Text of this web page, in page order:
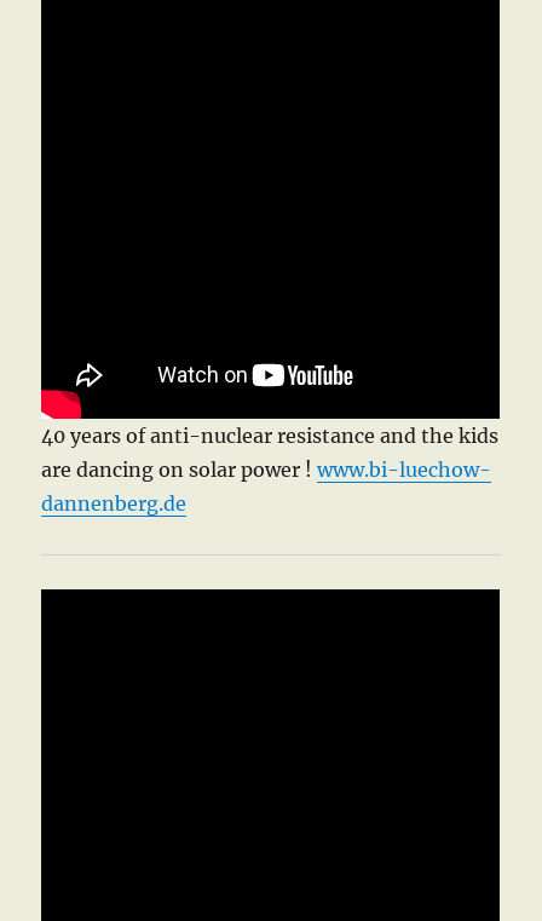
40 years of anti-nuclear resistance and the kids
are dancing on solar power !www.bi-luechow-
dannenberg.de